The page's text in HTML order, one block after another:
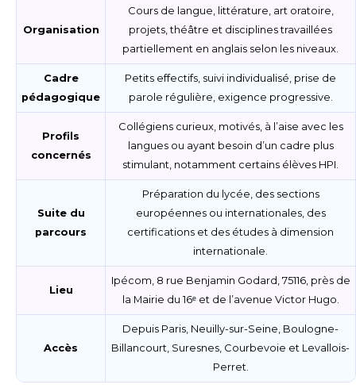
Organisation
Cours de langue, littérature, art oratoire,
projets, théâtre et disciplines travaillées
partiellement en anglais selon les niveaux.
Cadre
pédagogique
Petits effectifs, suivi individualisé, prise de
parole régulière, exigence progressive.
Profils
concernés
Collégiens curieux, motivés, à l’aise avec les
langues ou ayant besoin d’un cadre plus
stimulant, notamment certains élèves HPI.
Suite du
parcours
Préparation du lycée, des sections
européennes ou internationales, des
certifications et des études à dimension
internationale.
Lieu
Ipécom, 8 rue Benjamin Godard, 75116, près de
la Mairie du 16ᵉ et de l’avenue Victor Hugo.
Accès
Depuis Paris, Neuilly-sur-Seine, Boulogne-
Billancourt, Suresnes, Courbevoie et Levallois-
Perret.